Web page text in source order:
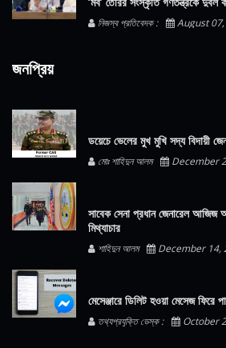
নিজস্ব প্রতিবেদক : August
জনপ্রিয়
ডয়েচে ভেলের মুখ মুখি সদ্য বিদায়ী
মোঃ শাহিদুন আলম December
সাবেক সেনা প্রধান জেনারেল আজিজ
মিথ্যাচার
শাহিদুন আলম December 14,
মেসেঞ্জারে ডিলিট হওয়া মেসেজ ফিরে
তথ্যপ্রযুক্তি ডেস্ক : October